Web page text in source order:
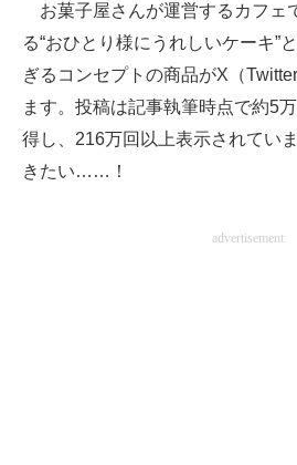
ITの今と未来を見通す
スマホと通信の最新トレンド
進化するPCとデバイスの未来
好きが集まる 比べて選べる
お菓子屋さんが運営するカフェ
る“おひとり様にうれしいケー
ぎるコンセプトの商品がX（
ます。投稿は記事執筆時点で約5
得し、216万回以上表示されてい
きたい……！
advertisement